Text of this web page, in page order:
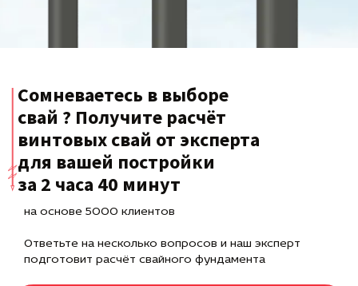
Сомневаетесь в выборе
свай ? Получите расчёт
винтовых свай от эксперта
для вашей постройки
за 2 часа 40 минут
на основе 5000 клиентов
Ответьте на несколько вопросов и наш эксперт
подготовит расчёт свайного фундамента